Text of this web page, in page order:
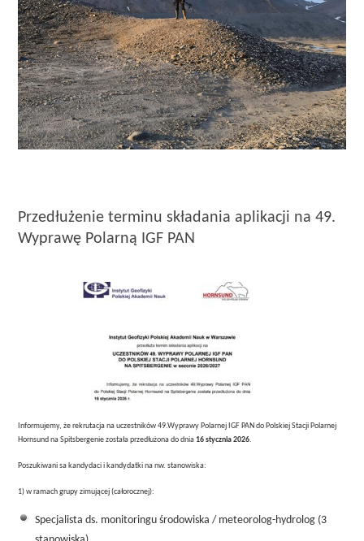
Przedłużenie terminu składania aplikacji na 49.
Wyprawę Polarną IGF PAN
Informujemy, że rekrutacja na uczestników 49.Wyprawy Polarnej IGF PAN do Polskiej Stacji Polarnej
Hornsund na Spitsbergenie została przedłużona do dnia 16 stycznia 2026.
Poszukiwani sa kandydaci i kandydatki na nw. stanowiska:
1) w ramach grupy zimującej (całorocznej):
Specjalista ds. monitoringu środowiska / meteorolog-hydrolog (3